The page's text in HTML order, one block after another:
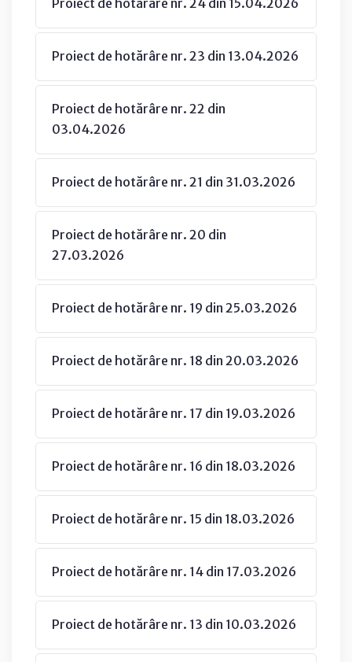
Proiect de hotărâre nr. 24 din 15.04.2026
Proiect de hotărâre nr. 23 din 13.04.2026
Proiect de hotărâre nr. 22 din
03.04.2026
Proiect de hotărâre nr. 21 din 31.03.2026
Proiect de hotărâre nr. 20 din
27.03.2026
Proiect de hotărâre nr. 19 din 25.03.2026
Proiect de hotărâre nr. 18 din 20.03.2026
Proiect de hotărâre nr. 17 din 19.03.2026
Proiect de hotărâre nr. 16 din 18.03.2026
Proiect de hotărâre nr. 15 din 18.03.2026
Proiect de hotărâre nr. 14 din 17.03.2026
Proiect de hotărâre nr. 13 din 10.03.2026